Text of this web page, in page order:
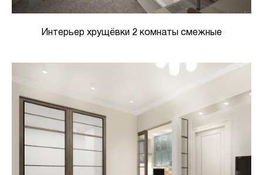
Интерьер хрущёвки 2 комнаты смежные